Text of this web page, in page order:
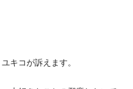
キコが訴えます。